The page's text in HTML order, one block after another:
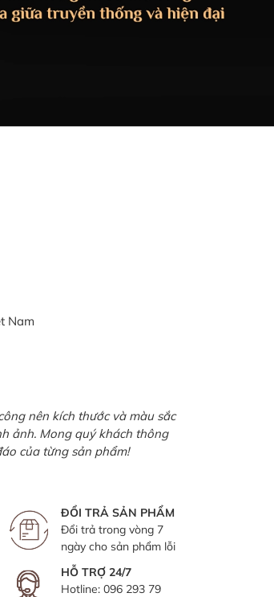
Nam
nên kích thước và màu sắc
ảnh. Mong quý khách thông
của từng sản phẩm!
ĐỔI TRẢ SẢN PHẨM
Đổi trả trong vòng 7
ngày cho sản phẩm lỗi
HỖ TRỢ 24/7
Hotline: 096 293 79